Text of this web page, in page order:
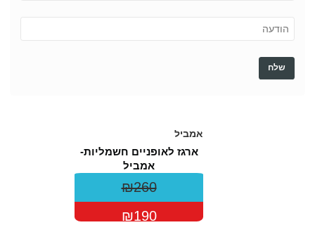
ארגז לאופניים חשמליות-
אמביל
₪260
₪190